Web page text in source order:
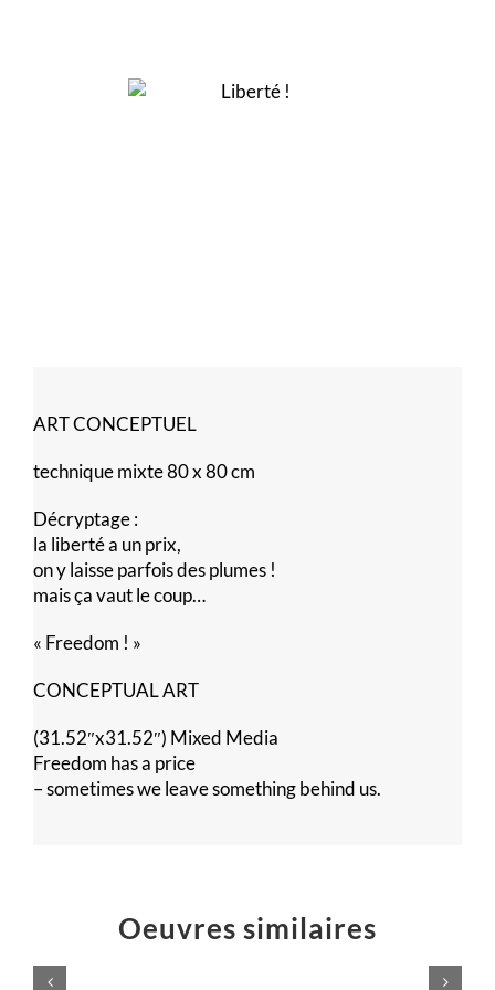
ART CONCEPTUEL
technique mixte 80 x 80 cm
Décryptage :
la liberté a un prix,
on y laisse parfois des plumes !
mais ça vaut le coup…
« Freedom ! »
CONCEPTUAL ART
(31.52″x31.52″) Mixed Media
Freedom has a price
– sometimes we leave something behind us.
Oeuvres similaires